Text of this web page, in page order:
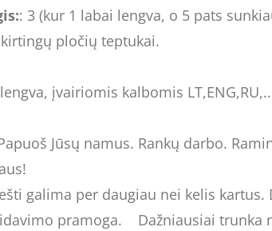
: 3 (kur 1 labai lengva, o 5 pats
pločių teptukai.
lengva, įvairiomis kalbomis
Jūsų namus. Rankų darbo.
galima per daugiau nei kelis kartus.
pramoga. Dažniausiai trunka